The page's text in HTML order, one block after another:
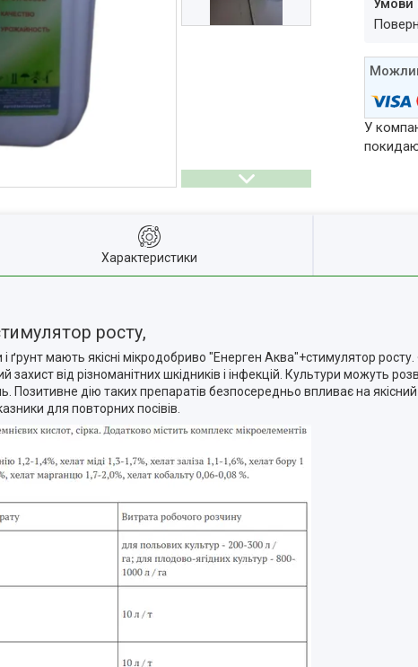
У
Характеристики
росту,
ґрунт мають якісні мікродобриво "Енерген Аква"+стимулятор
захист від різноманітних шкідників і інфекцій. Культури можуть
Позитивне дію таких препаратів безпосередньо впливає на
для повторних посівів.